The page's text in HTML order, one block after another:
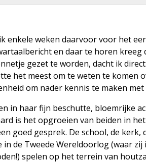
enkele weken daarvoor voor het
en daar te horen kreeg
gezet te worden, dacht ik
het meest om te weten te komen
om nader kennis te maken
in haar fijn beschutte, bloemrijke
is het opgroeien van beiden in
goed gesprek. De school, de
in de Tweede Wereldoorlog (waar
spelen op het terrein van